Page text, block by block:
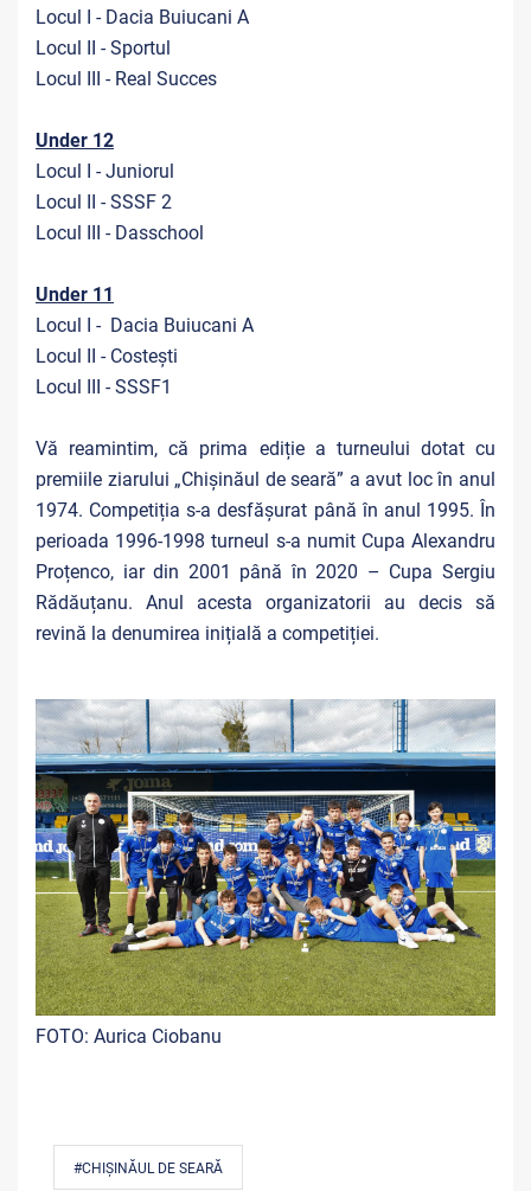
Locul I - Dacia Buiucani A
Locul II - Sportul
Locul III - Real Succes
Under 12
Locul I - Juniorul
Locul II - SSSF 2
Locul III - Dasschool
Under 11
Locul I - Dacia Buiucani A
Locul II - Costești
Locul III - SSSF1
Vă reamintim, că prima ediție a turneului dotat cu
premiile ziarului „Chișinăul de seară” a avut loc în anul
1974. Competiția s-a desfășurat până în anul 1995. În
perioada 1996-1998 turneul s-a numit Cupa Alexandru
Proțenco, iar din 2001 până în 2020 – Cupa Sergiu
Rădăuțanu. Anul acesta organizatorii au decis să
revină la denumirea inițială a competiției.
FOTO: Aurica Ciobanu
#CHIȘINĂUL DE SEARĂ